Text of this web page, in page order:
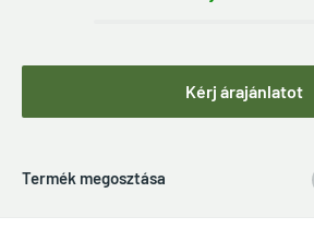
Kérj árajánlatot
Termék megosztása